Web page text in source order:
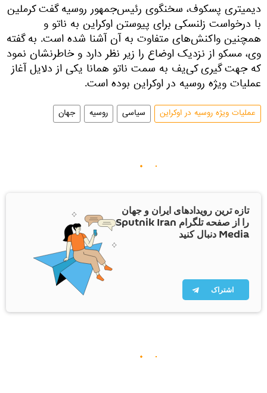
دیمیتری پسکوف، سخنگوی رئیس‌جمهور روسیه گفت کرملین
با درخواست زلنسکی برای پیوستن اوکراین به ناتو و
همچنین واکنش‌های متفاوت به آن آشنا شده است. به گفته
وی، مسکو از نزدیک اوضاع را زیر نظر دارد و خاطرنشان نمود
که جهت گیری کی‌یف به سمت ناتو همانا یکی از دلایل آغاز
عملیات ویژه روسیه در اوکراین بوده است.
عملیات ویژه روسیه در اوکراین سیاسی روسیه جهان
تازه ترین رویدادهای ایران و جهان
را از صفحه تلگرام Sputnik Iran
Media دنبال کنید
اشتراک